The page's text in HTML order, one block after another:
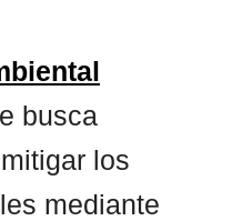
busca
los
mediante